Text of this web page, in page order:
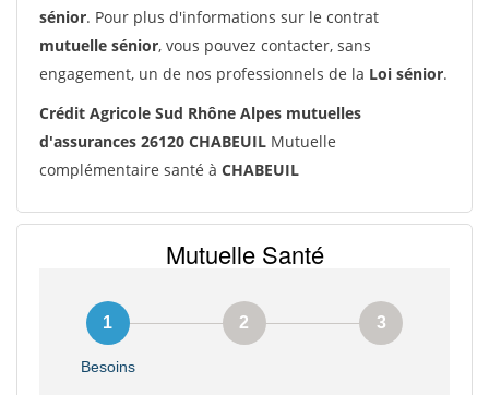
sénior. Pour plus d'informations sur le contrat
mutuelle sénior, vous pouvez contacter, sans
engagement, un de nos professionnels de la Loi sénior.
Crédit Agricole Sud Rhône Alpes mutuelles
d'assurances 26120 CHABEUIL Mutuelle
complémentaire santé à CHABEUIL